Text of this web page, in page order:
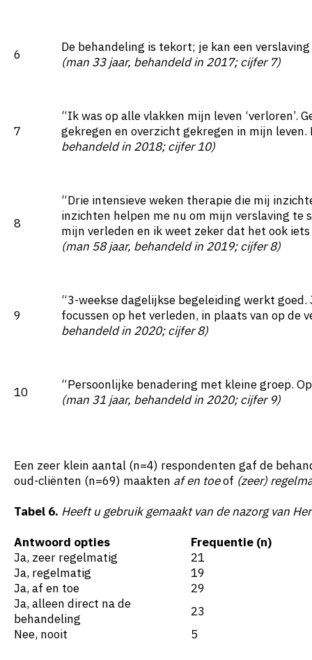
6
De behandeling is tekort; je kan een
(man 33 jaar, behandeld in 2017; cijfer 7)
7
“Ik was op alle vlakken mijn leven ‘verloren’.
gekregen en overzicht gekregen in mijn
behandeld in 2018; cijfer 10)
8
“Drie intensieve weken therapie die mij
inzichten helpen me nu om mijn verslaving te
mijn verleden en ik weet zeker dat het ook
(man 58 jaar, behandeld in 2019; cijfer 8)
9
“3-weekse dagelijkse begeleiding werkt
focussen op het verleden, in plaats van op de
behandeld in 2020; cijfer 8)
10
“Persoonlijke benadering met kleine groep.
(man 31 jaar, behandeld in 2020; cijfer 9)
Een zeer klein aantal (n=4) respondenten gaf de
oud-cliënten (n=69) maakten af en toeof (zeer)
Tabel 6. Heeft u gebruik gemaakt van de nazorg van
Antwoord opties
Frequentie (n)
Ja, zeer regelmatig
21
Ja, regelmatig
19
Ja, af en toe
29
Ja, alleen direct na de
behandeling
23
Nee, nooit
5